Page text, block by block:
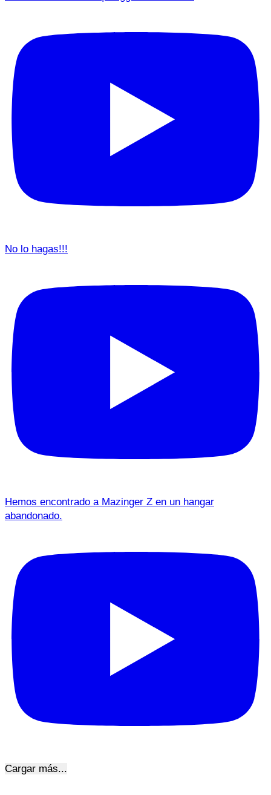
No lo hagas!!!
Hemos encontrado a Mazinger Z en un hangar
abandonado.
Cargar más...